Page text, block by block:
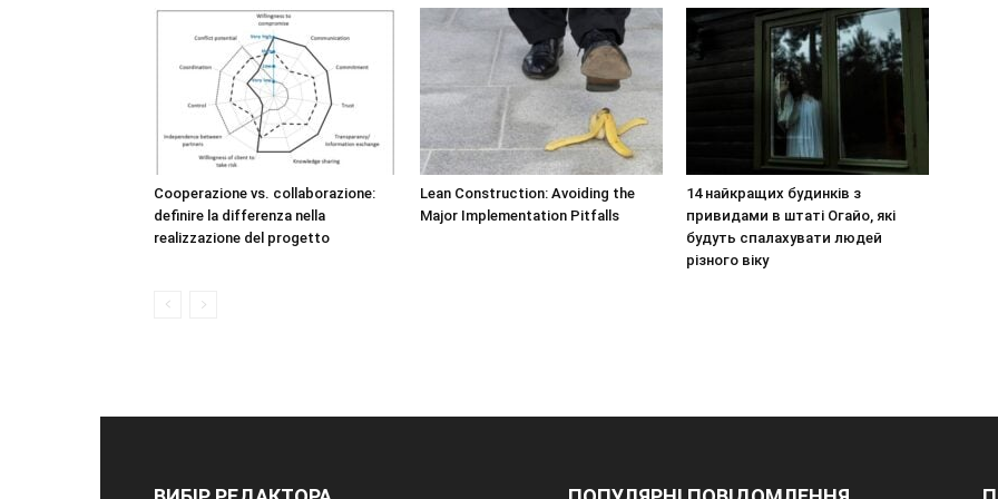
Cooperazione vs. collaborazione:
definire la differenza nella
realizzazione del progetto
Lean Construction: Avoiding the
Major Implementation Pitfalls
14 найкращих будинків з
привидами в штаті Огайо, які
будуть спалахувати людей
різного віку